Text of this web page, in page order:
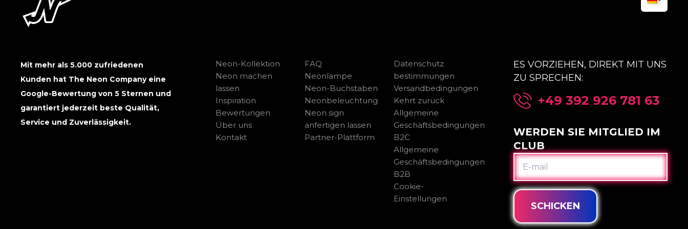
Mit mehr als 5.000 zufriedenen
Kunden hat The Neon Company eine
Google-Bewertung von 5 Sternen und
garantiert jederzeit beste Qualität,
Service und Zuverlässigkeit.
Neon-Kollektion
Neon machen
lassen
Inspiration
Bewertungen
Über uns
Kontakt
FAQ
Neonlampe
Neon-Buchstaben
Neonbeleuchtung
Neon sign
anfertigen lassen
Partner-Plattform
Datenschutz
bestimmungen
Versandbedingungen
Kehrt zurück
Allgemeine
Geschäftsbedingungen
B2C
Allgemeine
Geschäftsbedingungen
B2B
Cookie-
Einstellungen
ES VORZIEHEN, DIREKT MIT UNS
ZU SPRECHEN:
+49 392 926 781 63
WERDEN SIE MITGLIED IM
CLUB
E-
MAIL
SCHICKEN